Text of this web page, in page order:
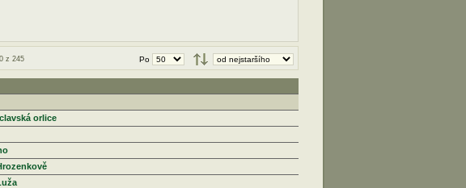
z 245 Po
orlice